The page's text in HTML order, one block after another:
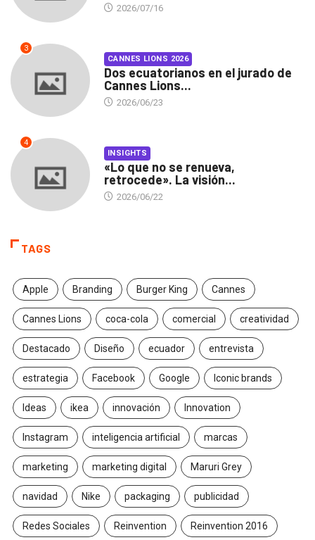
2026/07/16
3
CANNES LIONS 2026
Dos ecuatorianos en el jurado de
Cannes Lions...
2026/06/23
4
INSIGHTS
«Lo que no se renueva,
retrocede». La visión...
2026/06/22
TAGS
Apple Branding Burger King Cannes
Cannes Lions coca-cola comercial creatividad
Destacado Diseño ecuador entrevista
estrategia Facebook Google Iconic brands
Ideas ikea innovación Innovation
Instagram inteligencia artificial marcas
marketing marketing digital Maruri Grey
navidad Nike packaging publicidad
Redes Sociales Reinvention Reinvention 2016